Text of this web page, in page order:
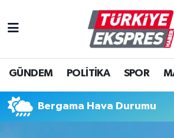
GÜNDEM POLİTİKA SPOR
Bergama Hava Durumu
İstanbul Nöbetçi Eczaneler
İstanbul Hava Durumu
İstanbul Namaz Vakitleri